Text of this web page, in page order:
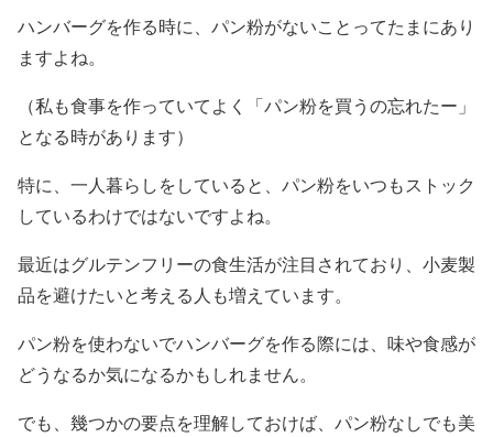
ハンバーグを作る時に、パン粉がないことってたまにあり
ますよね。
（私も食事を作っていてよく「パン粉を買うの忘れたー」
となる時があります）
特に、一人暮らしをしていると、パン粉をいつもストック
しているわけではないですよね。
最近はグルテンフリーの食生活が注目されており、小麦製
品を避けたいと考える人も増えています。
パン粉を使わないでハンバーグを作る際には、味や食感が
どうなるか気になるかもしれません。
でも、幾つかの要点を理解しておけば、パン粉なしでも美